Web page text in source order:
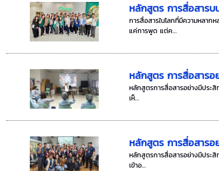
หลักสูตร การสื่อสาร
การสื่อสารในโลกที่มีความหลาก
แค่การพูด แต่ค...
หลักสูตร การสื่อสารอ
หลักสูตรการสื่อสารอย่างมีประ
เห็...
หลักสูตร การสื่อสาร
หลักสูตรการสื่อสารอย่างมีประ
เข้าอ...